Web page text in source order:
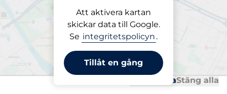
Att aktivera kartan
skickar data till Google.
Se integritetspolicyn .
Tillåt en gång
Parkering på plats
Gustavsvikvägen
Öppna allaStäng alla